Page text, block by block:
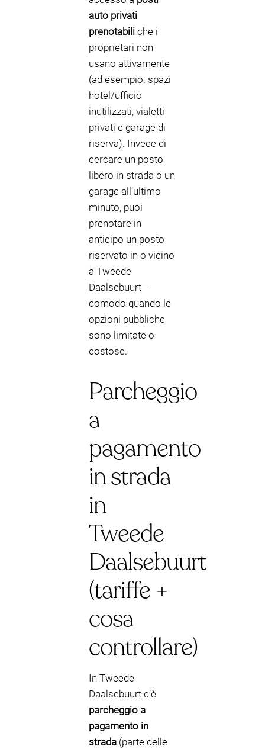
auto privati
prenotabili che i
proprietari non
usano attivamente
(ad esempio: spazi
hotel/ufficio
inutilizzati, vialetti
privati e garage di
riserva). Invece di
cercare un posto
libero in strada o un
garage all’ultimo
minuto, puoi
prenotare in
anticipo un posto
riservato in o vicino
a Tweede
Daalsebuurt—
comodo quando le
opzioni pubbliche
sono limitate o
costose.
Parcheggio
a
pagamento
in strada
in
Tweede
Daalsebuurt
(tariffe +
cosa
controllare)
In Tweede
Daalsebuurt c’è
parcheggio a
pagamento in
strada (parte delle